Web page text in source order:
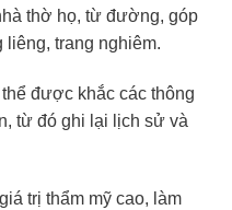
thờ họ, từ đường, góp
liêng, trang nghiêm.
được khắc các thông
từ đó ghi lại lịch sử và
trị thẩm mỹ cao, làm